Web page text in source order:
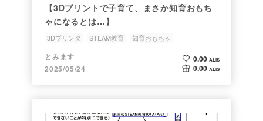
【3Dプリントで子育て、まさか知育おもち
ゃになるとは…】
3Dプリンタ STEAM教育 知育おもちゃ
とみます
2025/05/24
0.00 ALIS
0.00 ALIS